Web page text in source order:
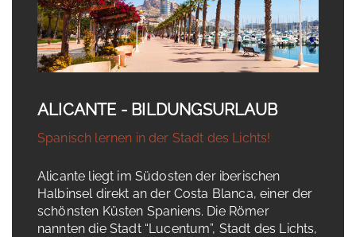
ALICANTE - BILDUNGSURLAUB
Spanisch lernen in der Stadt des Lichts!
Alicante liegt im Südosten der iberischen
Halbinsel direkt an der Costa Blanca, einer der
schönsten Küsten Spaniens. Die Römer
nannten die Stadt “Lucentum”, Stadt des Lichts,